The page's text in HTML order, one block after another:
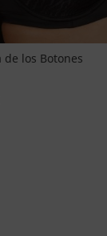
de los Botones